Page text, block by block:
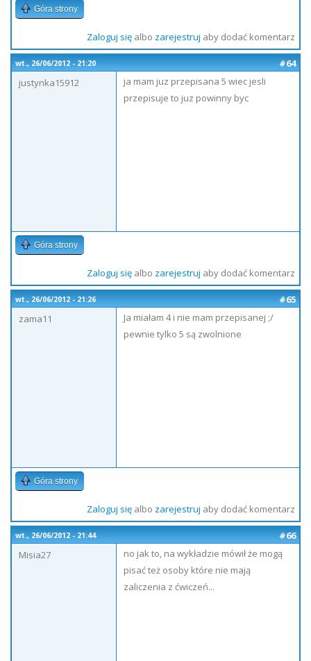
Góra strony
Zaloguj sięalbo zarejestruj aby dodać komentarz
wt., 26/06/2012 - 21:20
#64
justynka15912
ja mam juz przepisana 5 wiec jesli
przepisuje to juz powinny byc
Góra strony
Zaloguj sięalbo zarejestruj aby dodać komentarz
wt., 26/06/2012 - 21:26
#65
zama11
Ja miałam 4 i nie mam przepisanej ;/
pewnie tylko 5 są zwolnione
Góra strony
Zaloguj sięalbo zarejestruj aby dodać komentarz
wt., 26/06/2012 - 21:44
#66
Misia27
no jak to, na wykładzie mówił że mogą
pisać też osoby które nie mają
zaliczenia z ćwiczeń...